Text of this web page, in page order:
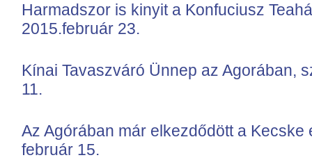
Harmadszor is kinyit a Konfuciusz
2015.február 23.
Kínai Tavaszváró Ünnep az Agorában,
11.
Az Agórában már elkezdődött a Kecske
február 15.